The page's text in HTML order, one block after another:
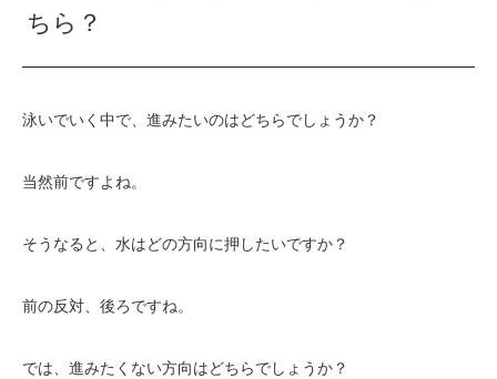
ちら？
泳いでいく中で、進みたいのはどちらでしょうか？
当然前ですよね。
そうなると、水はどの方向に押したいですか？
前の反対、後ろですね。
では、進みたくない方向はどちらでしょうか？